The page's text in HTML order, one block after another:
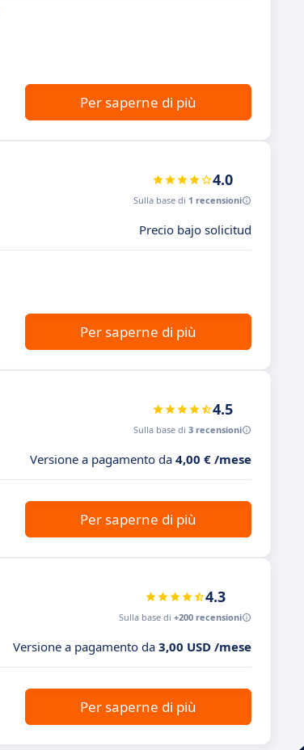
Per saperne di più
4.0
Sulla base di 1 recensioni
Precio bajo solicitud
Per saperne di più
4.5
Sulla base di 3 recensioni
Versione a pagamento da 4,00 € /mese
Per saperne di più
4.3
Sulla base di +200 recensioni
Versione a pagamento da 3,00 USD /mese
Per saperne di più